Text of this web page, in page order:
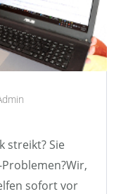
streikt? Sie
sofort vor